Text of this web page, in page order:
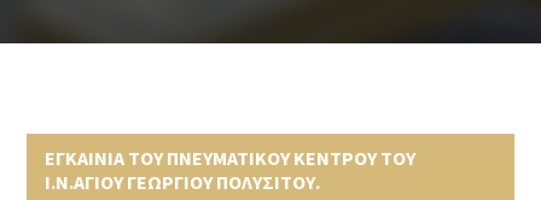
ΕΓΚΑΙΝΙΑ ΤΟΥ ΠΝΕΥΜΑΤΙΚΟΥ ΚΕΝΤΡΟΥ ΤΟΥ
Ι.Ν.ΑΓΙΟΥ ΓΕΩΡΓΙΟΥ ΠΟΛΥΣΙΤΟΥ.